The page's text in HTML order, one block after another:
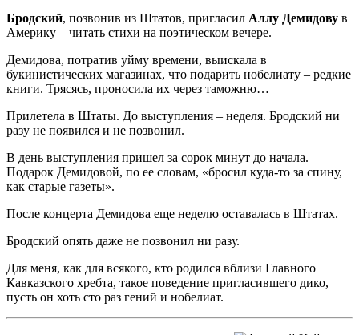
Бродский, позвонив из Штатов, пригласил Аллу Демидову в
Америку – читать стихи на поэтическом вечере.
Демидова, потратив уйму времени, выискала в
букинистических магазинах, что подарить нобелиату – редкие
книги. Трясясь, проносила их через таможню…
Прилетела в Штаты. До выступления – неделя. Бродский ни
разу не появился и не позвонил.
В день выступления пришел за сорок минут до начала.
Подарок Демидовой, по ее словам, «бросил куда-то за спину,
как старые газеты».
После концерта Демидова еще неделю оставалась в Штатах.
Бродский опять даже не позвонил ни разу.
Для меня, как для всякого, кто родился вблизи Главного
Кавказского хребта, такое поведение пригласившего дико,
пусть он хоть сто раз гений и нобелиат.